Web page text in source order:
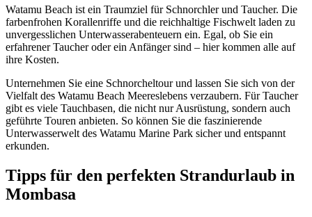
Watamu Beach ist ein Traumziel für Schnorchler und Taucher. Die
farbenfrohen Korallenriffe und die reichhaltige Fischwelt laden zu
unvergesslichen Unterwasserabenteuern ein. Egal, ob Sie ein
erfahrener Taucher oder ein Anfänger sind – hier kommen alle auf
ihre Kosten.
Unternehmen Sie eine Schnorcheltour und lassen Sie sich von der
Vielfalt des Watamu Beach Meereslebens verzaubern. Für Taucher
gibt es viele Tauchbasen, die nicht nur Ausrüstung, sondern auch
geführte Touren anbieten. So können Sie die faszinierende
Unterwasserwelt des Watamu Marine Park sicher und entspannt
erkunden.
Tipps für den perfekten Strandurlaub in
Mombasa